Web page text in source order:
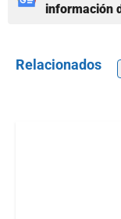
información
Relacionados